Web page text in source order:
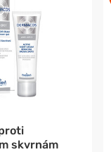
skvrnám